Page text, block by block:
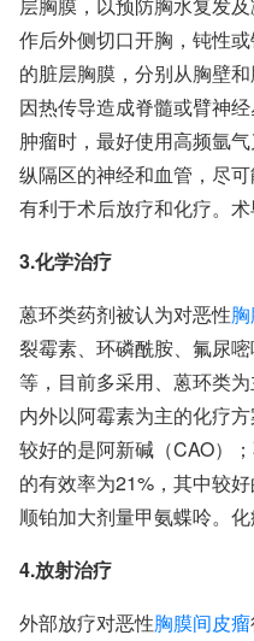
作后外侧切口开胸，钝性
的脏层胸膜，分别从胸壁
因热传导造成脊髓或臂神
肿瘤时，最好使用高频氩
纵隔区的神经和血管，尽
有利于术后放疗和化疗。术
3.化学治疗
蒽环类药剂被认为对恶性
裂霉素、环磷酰胺、氟尿
等，目前多采用、蒽环类
内外以阿霉素为主的化疗
较好的是阿新碱（CAO）
的有效率为21%，其中较
顺铂加大剂量甲氨蝶呤。
4.放射治疗
外部放疗对恶性胸膜间皮瘤